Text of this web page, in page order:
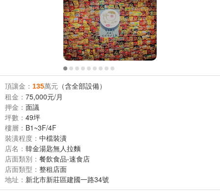
頂讓金： 135萬元 （含全部設備）
租金： 75,000元/月
押金： 面議
坪數： 49坪
樓層： B1~3F/4F
裝潢程度： 中檔裝潢
店名： 韓金湯匙無人拉麵
店面類別： 餐飲食品-速食店
店面類型： 整租店面
地址： 新北市新莊區建國一路34號